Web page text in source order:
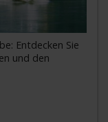
Entdecken Sie
und den